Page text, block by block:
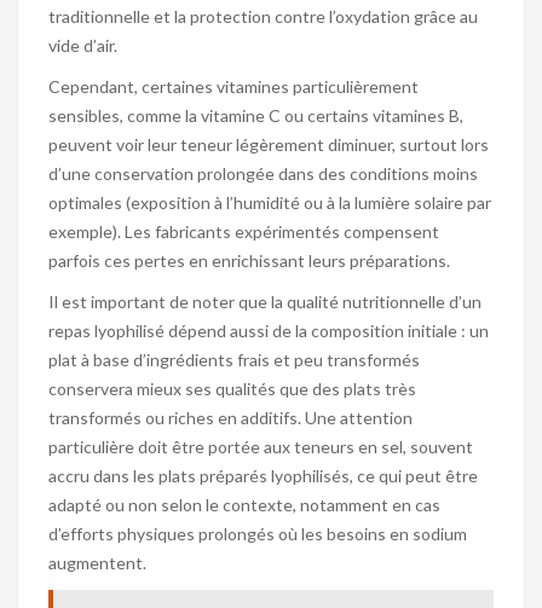
traditionnelle et la protection contre l’oxydation grâce au
vide d’air.
Cependant, certaines vitamines particulièrement
sensibles, comme la vitamine C ou certains vitamines B,
peuvent voir leur teneur légèrement diminuer, surtout lors
d’une conservation prolongée dans des conditions moins
optimales (exposition à l’humidité ou à la lumière solaire par
exemple). Les fabricants expérimentés compensent
parfois ces pertes en enrichissant leurs préparations.
Il est important de noter que la qualité nutritionnelle d’un
repas lyophilisé dépend aussi de la composition initiale : un
plat à base d’ingrédients frais et peu transformés
conservera mieux ses qualités que des plats très
transformés ou riches en additifs. Une attention
particulière doit être portée aux teneurs en sel, souvent
accru dans les plats préparés lyophilisés, ce qui peut être
adapté ou non selon le contexte, notamment en cas
d’efforts physiques prolongés où les besoins en sodium
augmentent.